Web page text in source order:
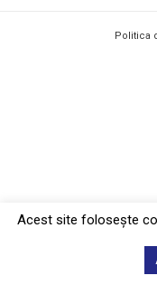
Politica
Acest site foloseşte